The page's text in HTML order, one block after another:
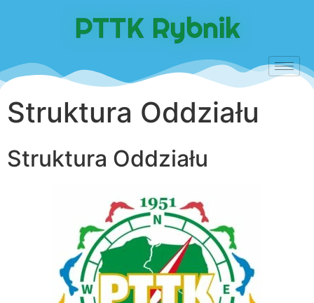
PTTK Rybnik
Struktura Oddziału
Struktura Oddziału